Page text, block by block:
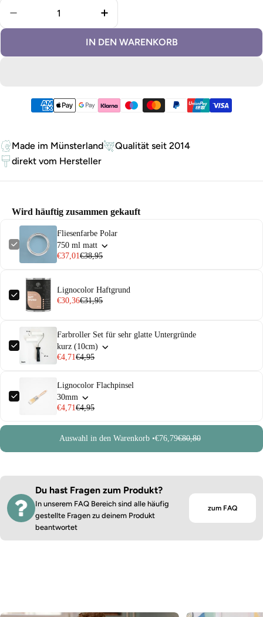
Menge für Fliesenfarbe Polar verringern
Menge für Fliesenfarbe Polar
IN DEN WARENKORB
Zahlungsmethoden
Made im Münsterland
Qualität seit 2014
direkt vom Hersteller
Wird häuftig zusammen gekauft
Fliesenfarbe Polar
750 ml matt
€37,01€38,95
Lignocolor Haftgrund
€30,36€31,95
Farbroller Set für sehr glatte Untergründe
kurz (10cm)
€4,71€4,95
Lignocolor Flachpinsel
30mm
€4,71€4,95
Auswahl in den Warenkorb •€76,79€80,80
Du hast Fragen zum Produkt?
In unserem FAQ Bereich sind alle häufig
gestellte Fragen zu deinem Produkt
beantwortet
zum FAQ